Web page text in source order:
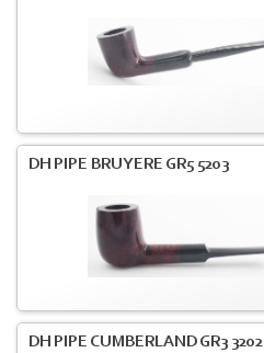
DH PIPE BRUYERE GR5 5203
DH PIPE CUMBERLAND GR3 3202